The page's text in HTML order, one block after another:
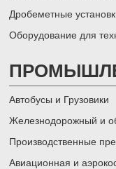
Дробеметные
Оборудование для
Автобусы и Грузовики
Железнодорожный и
Производственные
Авиационная и